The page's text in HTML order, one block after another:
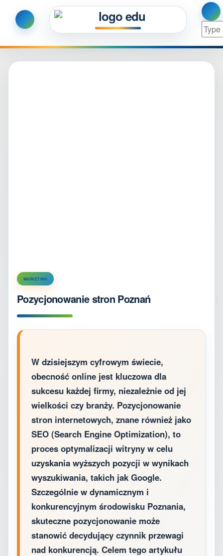
MARKETING
Pozycjonowanie stron Poznań
W dzisiejszym cyfrowym świecie,
obecność online jest kluczowa dla
sukcesu każdej firmy, niezależnie od jej
wielkości czy branży. Pozycjonowanie
stron internetowych, znane również jako
SEO (Search Engine Optimization), to
proces optymalizacji witryny w celu
uzyskania wyższych pozycji w wynikach
wyszukiwania, takich jak Google.
Szczególnie w dynamicznym i
konkurencyjnym środowisku Poznania,
skuteczne pozycjonowanie może
stanowić decydujący czynnik przewagi
nad konkurencją. Celem tego artykułu